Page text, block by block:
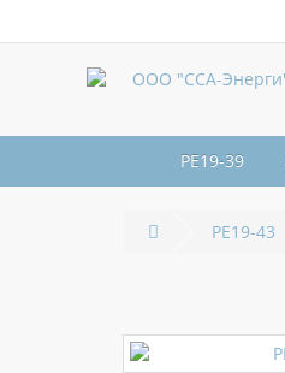
РЕ19-39
РЕ19-43